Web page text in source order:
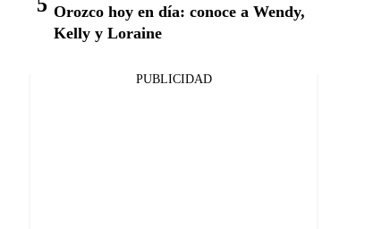
Orozco hoy en día: conoce a Wendy,
Kelly y Loraine
PUBLICIDAD